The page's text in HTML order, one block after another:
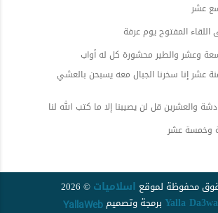
عشر إنا سخرنا الجبال معه يسبحن بالعشي
محفوظة لموقع اسلاميات © 2026
Yalla Da3wa برمجةوتصميمYallaWeb